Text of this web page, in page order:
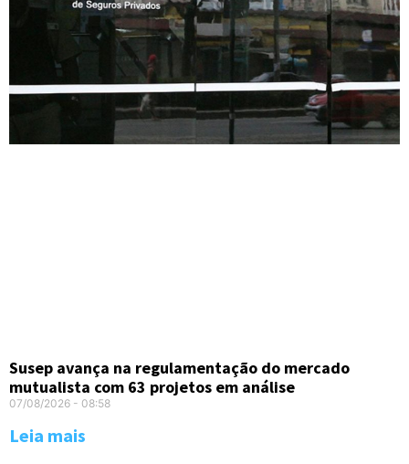
Susep avança na regulamentação do mercado
mutualista com 63 projetos em análise
07/08/2026 08:58
Leia mais